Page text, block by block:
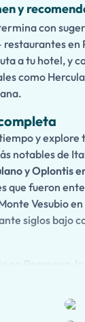
y
con
en
a tu hotel, y
como
y explore
notables de
y Oplontis
que fueron
Vesubio en
siglos bajo
de templos,
hacia
Herculano